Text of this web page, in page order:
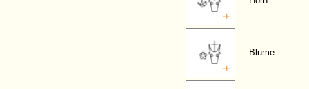
Blume